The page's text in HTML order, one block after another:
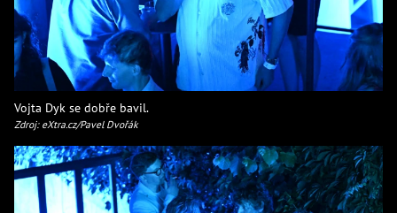
Vojta Dyk se dobře bavil.
Zdroj: eXtra.cz/Pavel Dvořák